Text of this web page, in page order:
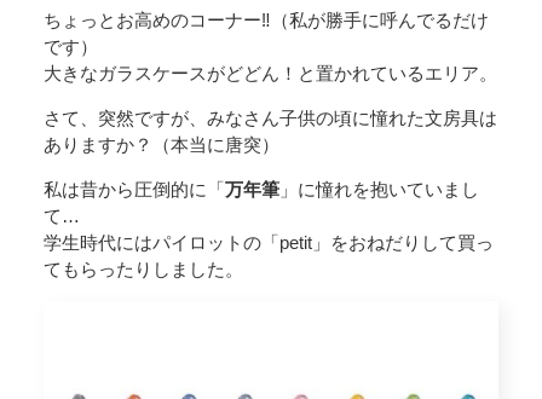
ちょっとお高めのコーナー‼️（私が勝手に呼んでるだけ
です）
大きなガラスケースがどどん！と置かれているエリア。
さて、突然ですが、みなさん子供の頃に憧れた文房具は
ありますか？（本当に唐突）
私は昔から圧倒的に「万年筆 」に憧れを抱いていまし
て…
学生時代にはパイロットの「petit」をおねだりして買っ
てもらったりしました。